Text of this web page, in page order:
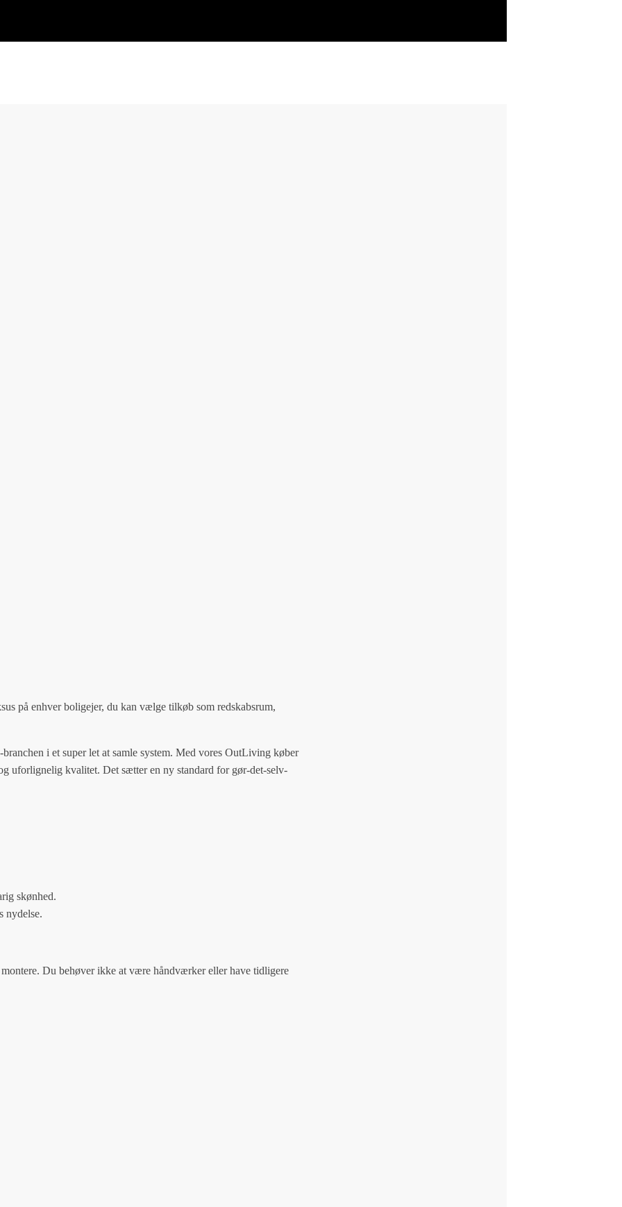
på enhver boligejer, du kan vælge tilkøb som redskabsrum,
i et super let at samle system. Med vores OutLiving køber
uforlignelig kvalitet. Det sætter en ny standard for gør-det-selv-
skønhed.
nydelse.
Du behøver ikke at være håndværker eller have tidligere